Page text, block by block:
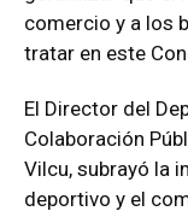
comercio y a los
tratar en este
El Director del
Colaboración
Vilcu, subrayó la
deportivo y el